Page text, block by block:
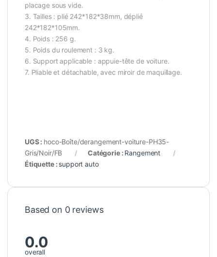
placage sous vide.
3. Tailles : plié 242*182*38mm, déplié
242*182*105mm.
4. Poids : 256 g.
5. Poids du roulement : 3 kg.
6. Support applicable : appuie-tête de voiture.
7. Pliable et détachable, avec miroir de maquillage.
UGS : hoco-Boîte/derangement-voiture-PH35-
Gris/Noir/FB
Catégorie : Rangement
Étiquette : support auto
Based on 0 reviews
0.0
overall